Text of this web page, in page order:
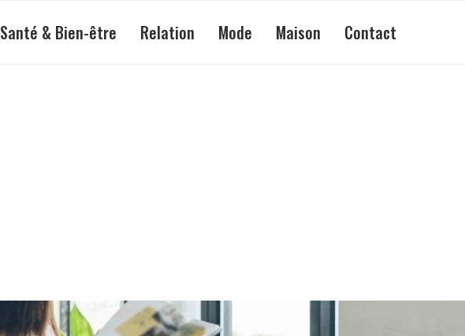
Santé & Bien-être Relation Mode Maison Contact